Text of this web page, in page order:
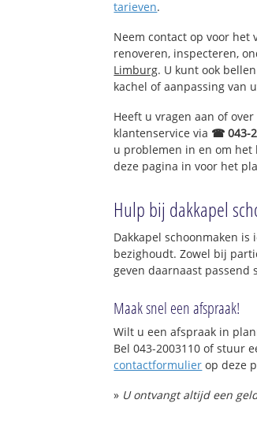
tarieven.
Neem contact op voor het
renoveren, inspecteren,
Limburg. U kunt ook
kachel of aanpassing van
Heeft u vragen aan of
klantenservice via ☎ 043-
u problemen in en om het
deze pagina in voor het
Hulp bij dakkapel
Dakkapel schoonmaken
bezighoudt. Zowel bij
geven daarnaast passend
Maak snel een afspraak!
Wilt u een afspraak in
Bel 043-2003110 of stuur
contactformulier op deze
» U ontvangt altijd een